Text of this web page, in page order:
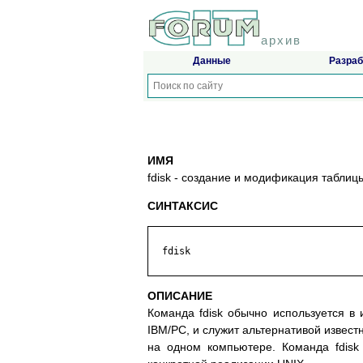
архив
Данные
ИМЯ
fdisk - создание и модификация
СИНТАКСИС
  fdisk
ОПИСАНИЕ
Команда fdisk обычно используется
IBM/PC, и служит альтернативой
на одном компьютере. Команда fdisk